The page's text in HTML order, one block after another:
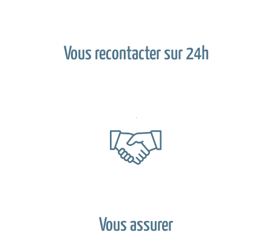
Vous recontacter sur 24h
Vous assurer